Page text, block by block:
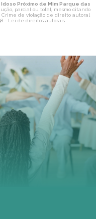
Próximo de Mim Parque das
parcial ou total, mesmo citando
Crime de violação de direito autoral
- Lei de direitos autorais.